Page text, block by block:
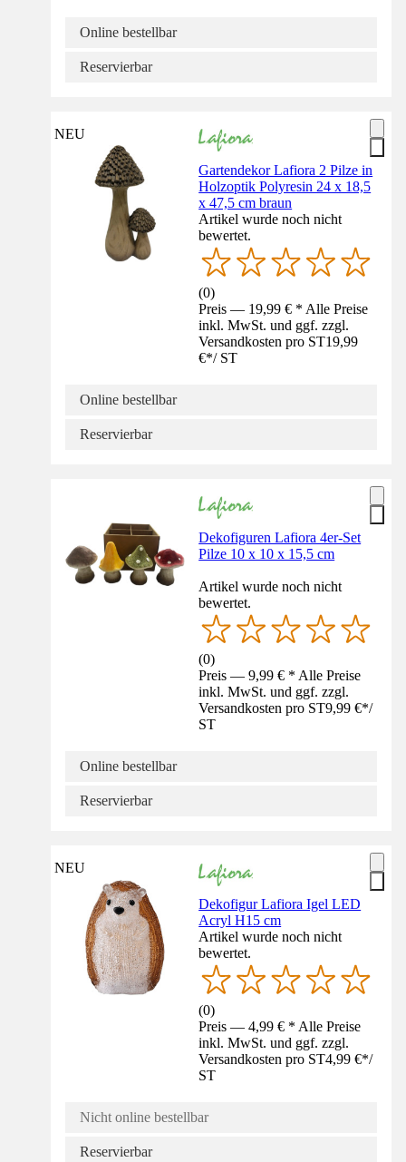
Online bestellbar
Reservierbar
NEU
Gartendekor Lafiora 2 Pilze in
Holzoptik Polyresin 24 x 18,5
x 47,5 cm braun
Artikel wurde noch nicht
bewertet.
(0)
Preis — 19,99 € * Alle Preise
inkl. MwSt. und ggf. zzgl.
Versandkosten pro ST19,99
€*/ ST
Online bestellbar
Reservierbar
Dekofiguren Lafiora 4er-Set
Pilze 10 x 10 x 15,5 cm
Artikel wurde noch nicht
bewertet.
(0)
Preis — 9,99 € * Alle Preise
inkl. MwSt. und ggf. zzgl.
Versandkosten pro ST9,99 €*/
ST
Online bestellbar
Reservierbar
NEU
Dekofigur Lafiora Igel LED
Acryl H15 cm
Artikel wurde noch nicht
bewertet.
(0)
Preis — 4,99 € * Alle Preise
inkl. MwSt. und ggf. zzgl.
Versandkosten pro ST4,99 €*/
ST
Nicht online bestellbar
Reservierbar